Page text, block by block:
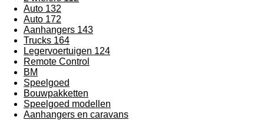
Auto 132
Auto 172
Aanhangers 143
Trucks 164
Legervoertuigen 124
Remote Control
BM
Speelgoed
Bouwpakketten
Speelgoed modellen
Aanhangers en caravans